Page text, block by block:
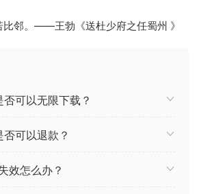
直接放置在您的人声轨道上，只需添加
的声音。
比邻。——王勃《送杜少府之任蜀州 》
可以无限下载？
可以退款？
效怎么办？